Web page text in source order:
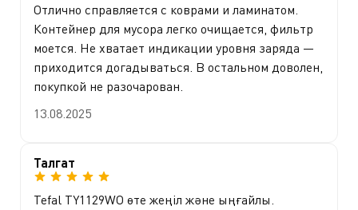
Отлично справляется с коврами и ламинатом.
Контейнер для мусора легко очищается, фильтр
моется. Не хватает индикации уровня заряда —
приходится догадываться. В остальном доволен,
покупкой не разочарован.
13.08.2025
Талгат
Tefal TY1129WO өте жеңіл және ыңғайлы.